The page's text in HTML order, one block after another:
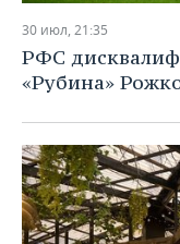
30 июл, 21:35
РФС
«Рубина»